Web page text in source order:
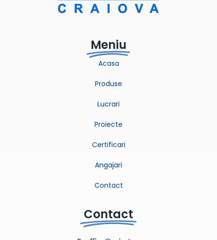
Meniu
Acasa
Produse
Lucrari
Proiecte
Certificari
Angajari
Contact
Contact